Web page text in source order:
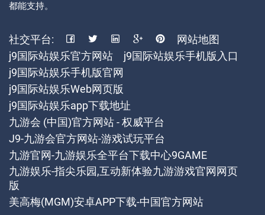
都能支持。
社交平台:
网站地图
j9国际站娱乐官方网站
j9国际站娱乐手机版入口
j9国际站娱乐手机版官网
j9国际站娱乐Web网页版
j9国际站娱乐app下载地址
九游会 (中国)官方网站 - 权威平台
J9-九游会官方网站-游戏试玩平台
九游官网-九游娱乐全平台下载中心9GAME
九游娱乐-指尖乐园,互动新体验九游游戏官网网页
版
美高梅(MGM)安卓APP下载-中国官方网站